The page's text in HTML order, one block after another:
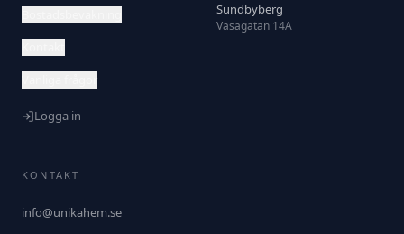
Logga in
Sundbyberg
Vasagatan 14A
KONTAKT
info@unikahem.se